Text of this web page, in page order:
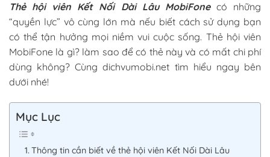
Thẻ hội viên Kết Nối Dài Lâu MobiFonecó những
“quyền lực” vô cùng lớn mà nếu biết cách sử dụng bạn
có thể tận hưởng mọi niềm vui cuộc sống. Thẻ hội viên
MobiFone là gì? làm sao để có thẻ này và có mất chi phí
dùng không? Cùng dichvumobi.net tìm hiểu ngay bên
dưới nhé!
Mục Lục
Thông tin cần biết về thẻ hội viên Kết Nối Dài Lâu